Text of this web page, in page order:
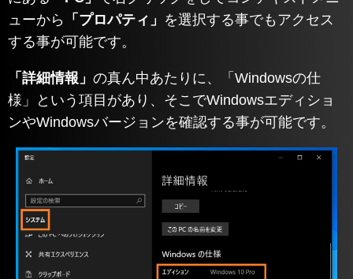
ューから
「プロパティ」 を選択する事でもアクセス
する事が可能です。
「詳細情報」 の真ん中あたりに、「Windowsの仕
様」という項目があり、そこでWindowsエディショ
ンやWindowsバージョンを確認する事が可能です。